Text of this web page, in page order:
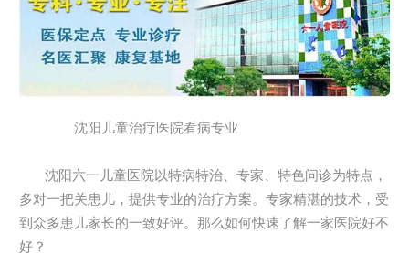
沈阳儿童治疗医院看病专业
沈阳六一儿童医院以特病特治、专家、特色问诊为特点，
多对一把关患儿，提供专业的治疗方案。专家精湛的技术，受
到众多患儿家长的一致好评。那么如何快速了解一家医院好不
好？